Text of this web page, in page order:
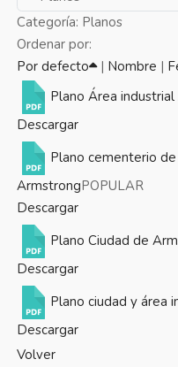
Categoría: Planos
Ordenar por:
Por defecto | Nombre |
Plano Área
Descargar
Plano cementerio
ArmstrongPOPULAR
Descargar
Plano Ciudad de
Descargar
Plano ciudad y área
Descargar
Volver